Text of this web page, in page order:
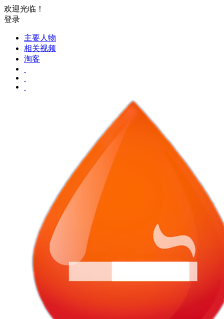
欢迎光临！
登录
主要人物
相关视频
淘客